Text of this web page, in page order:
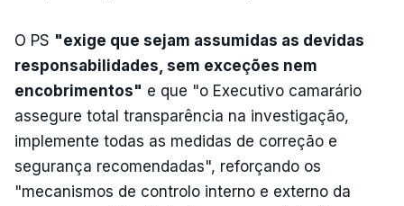
O PS "exige que sejam assumidas as devidas
responsabilidades, sem exceções nem
encobrimentos" e que "o Executivo camarário
assegure total transparência na investigação,
implemente todas as medidas de correção e
segurança recomendadas", reforçando os
"mecanismos de controlo interno e externo da